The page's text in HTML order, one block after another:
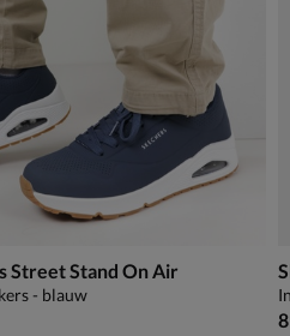
Street Stand On Air
- blauw
€